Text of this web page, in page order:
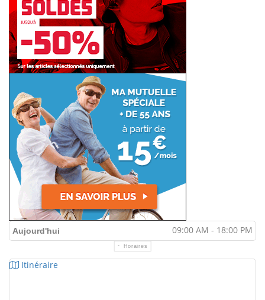
Aujourd'hui 09:00 AM - 18:00 PM
Horaires
Itinéraire